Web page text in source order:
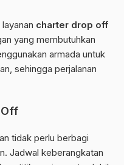
charter drop off
yang membutuhkan
armada untuk
sehingga perjalanan
tidak perlu berbagi
Jadwal keberangkatan